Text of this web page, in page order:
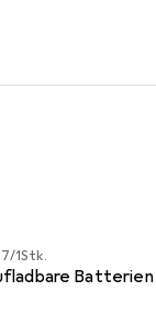
/1Stk.
Batterien